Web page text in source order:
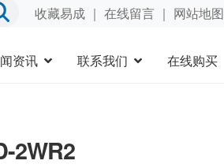
收藏易成｜ 在线留言｜ 网站地图
资讯 联系我们 在线购买
2WR2